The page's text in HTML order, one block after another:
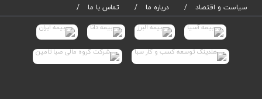
سیاست و اقتصاد
درباره ما تماس با ما